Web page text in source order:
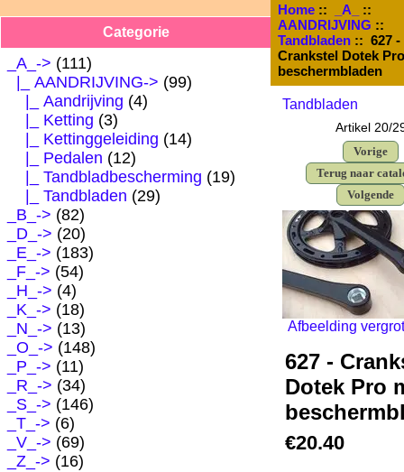
Categorie
_A_-> (111)
|_ AANDRIJVING-> (99)
|_ Aandrijving (4)
|_ Ketting (3)
|_ Kettinggeleiding (14)
|_ Pedalen (12)
|_ Tandbladbescherming (19)
|_ Tandbladen (29)
_B_-> (82)
_D_-> (20)
_E_-> (183)
_F_-> (54)
_H_-> (4)
_K_-> (18)
_N_-> (13)
_O_-> (148)
_P_-> (11)
_R_-> (34)
_S_-> (146)
_T_-> (6)
_V_-> (69)
_Z_-> (16)
Home:: _A_
::
AANDRIJVING ::
Tandbladen:: 627 -
Crankstel Dotek
beschermbladen
Tandbladen
Artikel 20/
Vorige
Terug naar
Volgende
Afbeelding
627 -
Dotek Pro
€20.40